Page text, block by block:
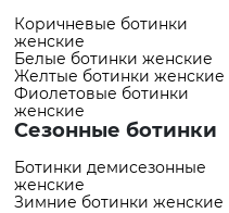
Коричневые ботинки
женские
Белые ботинки женские
Желтые ботинки женские
Фиолетовые ботинки
женские
Сезонные ботинки
Ботинки демисезонные
женские
Зимние ботинки женские